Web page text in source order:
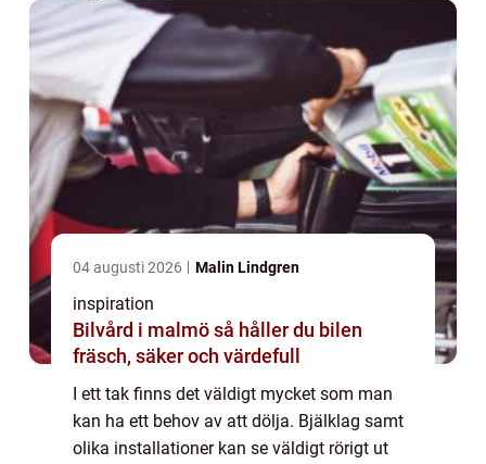
04 augusti 2026 Malin Lindgren
inspiration
Bilvård i malmö så håller du bilen
fräsch, säker och värdefull
I ett tak finns det väldigt mycket som man
kan ha ett behov av att dölja. Bjälklag samt
olika installationer kan se väldigt rörigt ut